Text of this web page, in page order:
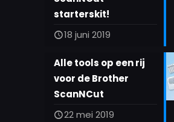
starterskit!
18 juni 2019
Alle tools op een rij
voor de Brother
ScanNCut
22 mei 2019